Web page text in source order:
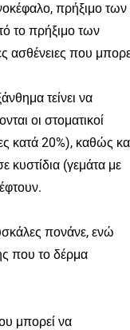
πρήξιμο των
το πρήξιμο των
ασθένειες που
τείνει να
οι στοματικοί
κατά 20%), καθώς
κυστίδια (γεμάτα με
πονάνε, ενώ
που το δέρμα
μπορεί να